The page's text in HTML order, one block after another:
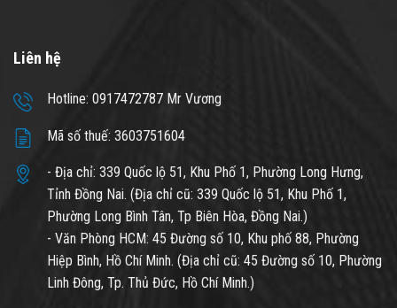
Liên hệ
Hotline: 0917472787 Mr Vương
Mã số thuế: 3603751604
- Địa chỉ: 339 Quốc lộ 51, Khu Phố 1, Phường Long Hưng,
Tỉnh Đồng Nai. (Địa chỉ cũ: 339 Quốc lộ 51, Khu Phố 1,
Phường Long Bình Tân, Tp Biên Hòa, Đồng Nai.)
- Văn Phòng HCM: 45 Đường số 10, Khu phố 88, Phường
Hiệp Bình, Hồ Chí Minh. (Địa chỉ cũ: 45 Đường số 10, Phường
Linh Đông, Tp. Thủ Đức, Hồ Chí Minh.)